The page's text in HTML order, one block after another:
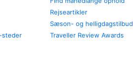
steder
Rejseartikler
Sæson- og helligdagstilbud
Traveller Review Awards